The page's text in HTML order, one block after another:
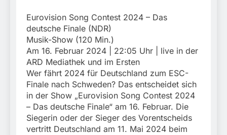
Eurovision Song Contest 2024 – Das
deutsche Finale (NDR)
Musik-Show (120 Min.)
Am 16. Februar 2024 | 22:05 Uhr | live in der
ARD Mediathek und im Ersten
Wer fährt 2024 für Deutschland zum ESC-
Finale nach Schweden? Das entscheidet sich
in der Show „Eurovision Song Contest 2024
– Das deutsche Finale“ am 16. Februar. Die
Siegerin oder der Sieger des Vorentscheids
vertritt Deutschland am 11. Mai 2024 beim